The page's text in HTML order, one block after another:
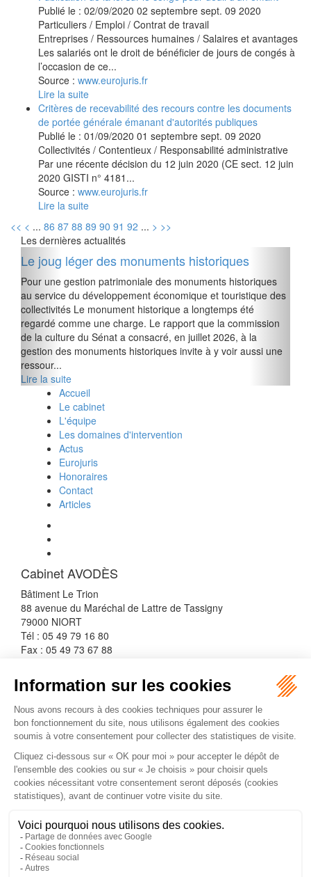
Publié le : 02/09/2020 02 septembre sept. 09 2020
Particuliers / Emploi / Contrat de travail
Entreprises / Ressources humaines / Salaires et avantages
Les salariés ont le droit de bénéficier de jours de congés à
l’occasion de ce...
Source : www.eurojuris.fr
Lire la suite
Critères de recevabilité des recours contre les documents
de portée générale émanant d'autorités publiques
Publié le : 01/09/2020 01 septembre sept. 09 2020
Collectivités / Contentieux / Responsabilité administrative
Par une récente décision du 12 juin 2020 (CE sect. 12 juin
2020 GISTI n° 4181...
Source : www.eurojuris.fr
Lire la suite
<< < ... 86 87 88 89 90 91 92 ... > >>
Les dernières actualités
Le joug léger des monuments historiques
Pour une gestion patrimoniale des monuments historiques
au service du développement économique et touristique des
collectivités Le monument historique a longtemps été
regardé comme une charge. Le rapport que la commission
de la culture du Sénat a consacré, en juillet 2026, à la
gestion des monuments historiques invite à y voir aussi une
ressour...
Lire la suite
Accueil
Le cabinet
L'équipe
Les domaines d'intervention
Actus
Eurojuris
Honoraires
Contact
Articles
Cabinet AVODÈS
Bâtiment Le Trion
88 avenue du Maréchal de Lattre de Tassigny
79000 NIORT
Tél : 05 49 79 16 80
Fax : 05 49 73 67 88
Septeo Digital & Services © 2016
Plan du site
Mentions légales
Navigateur non pris en charge
Le navigateur Internet Explorer que vous utilisez actuellement ne
permet pas d'afficher ce site web correctement.